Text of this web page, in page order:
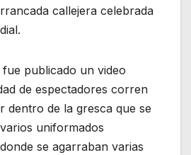
callejera celebrada
fue publicado un video
de espectadores corren
dentro de la gresca que se
uniformados
se agarraban varias